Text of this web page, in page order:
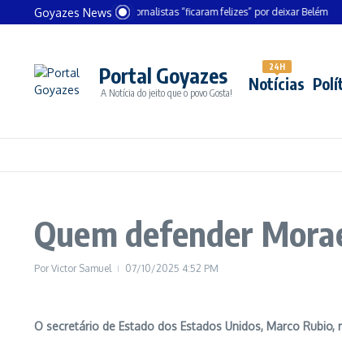
Ir para o conteúdo
Goyazes News
alemão diz que jornalistas “ficaram felizes” por deixar Belém
Portal Goyazes
A Notícia do jeito que o povo Gosta! Notícias
24H
Quem defender
PorVictor Samuel 07/10/2025 4:52 PM
O secretário de Estado dos Estados Unidos, Marco